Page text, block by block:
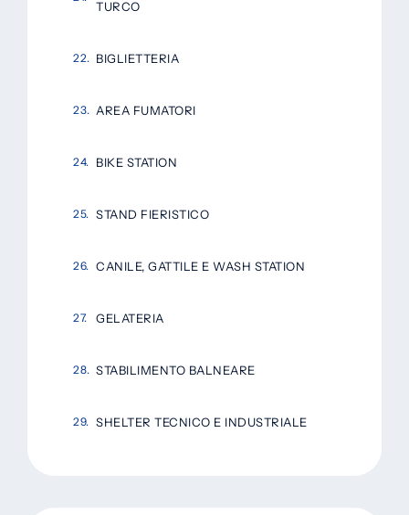
TURCO
BIGLIETTERIA
AREA FUMATORI
BIKE STATION
STAND FIERISTICO
CANILE, GATTILE E WASH STATION
GELATERIA
STABILIMENTO BALNEARE
SHELTER TECNICO E INDUSTRIALE